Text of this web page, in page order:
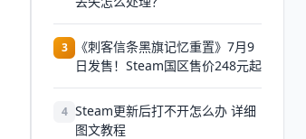
3
《刺客信条黑旗记忆重置》7月9
日发售！Steam国区售价248元起
4 Steam更新后打不开怎么办 详细
图文教程